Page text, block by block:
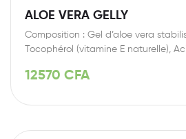
ALOE VERA GELLY
Composition : Gel d’aloe vera
Tocophérol (vitamine E naturelle),
12570 CFA